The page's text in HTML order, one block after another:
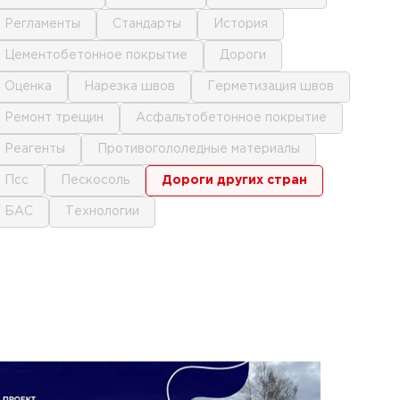
регламенты стандарты история
цементобетонное покрытие дороги
оценка нарезка швов герметизация швов
ремонт трещин асфальтобетонное покрытие
реагенты противогололедные материалы
псс пескосоль дороги других стран
БАС технологии